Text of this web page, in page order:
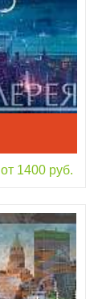
от 1400 руб.